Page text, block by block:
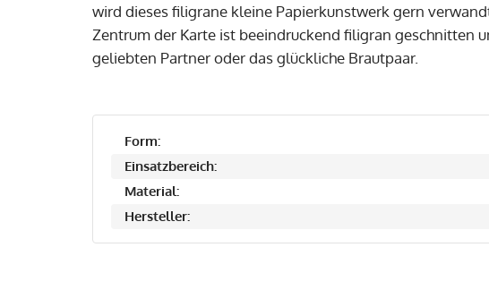
wird dieses filigrane kleine Papierkunstwerk gern
Zentrum der Karte ist beeindruckend filigran geschnitten
geliebten Partner oder das glückliche Brautpaar.
Form:
Einsatzbereich:
Material:
Hersteller: